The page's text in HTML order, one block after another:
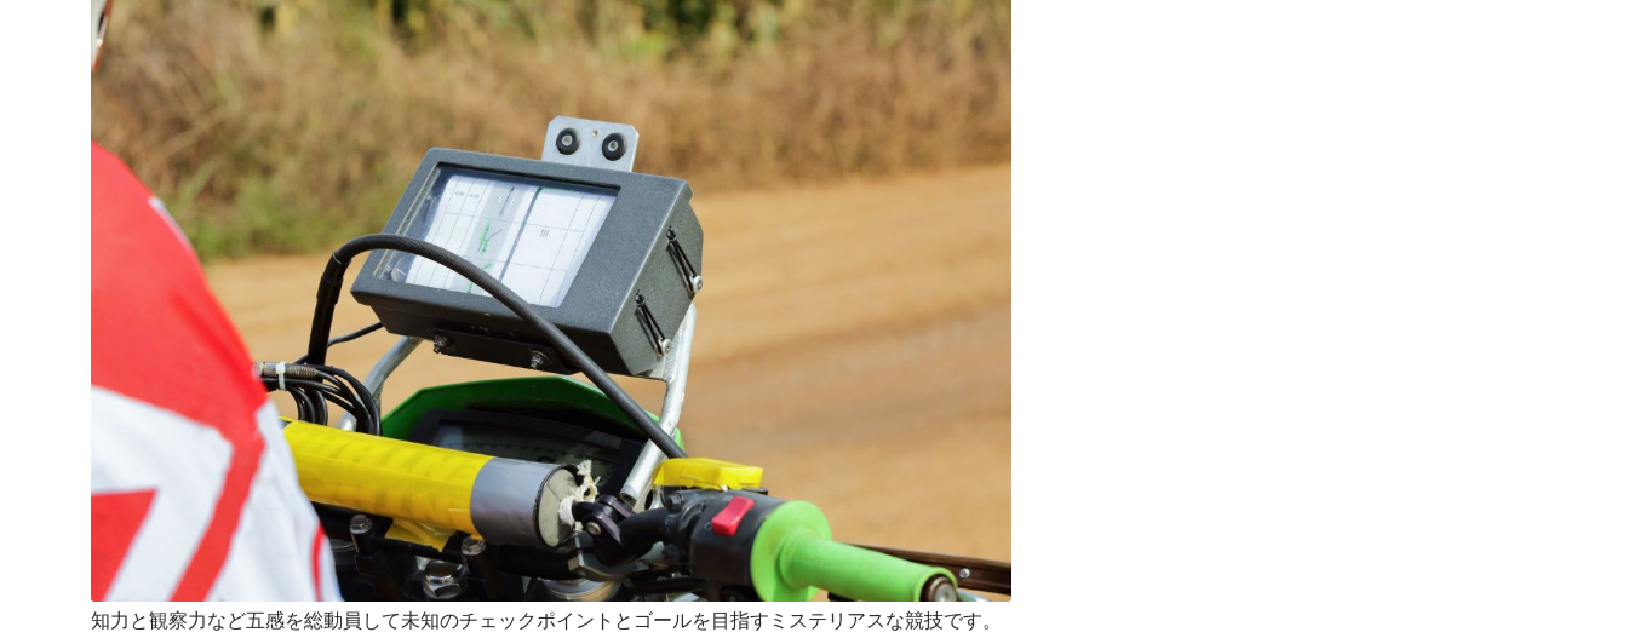
知力と観察力など五感を総動員して未知のチェックポイントとゴールを目指すミステリアスな競技です。